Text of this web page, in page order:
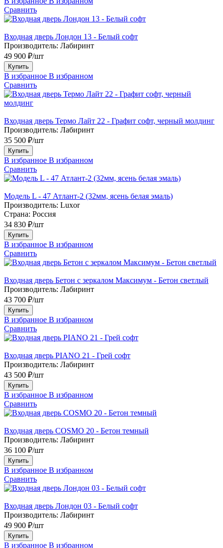
Сравнить
Входная дверь Лондон 13 - Белый софт
Производитель: Лабиринт
49 900 ₽/шт
Купить
В избранное В избранном
Сравнить
Входная дверь Термо Лайт 22 - Графит софт, черный молдинг
Производитель: Лабиринт
35 500 ₽/шт
Купить
В избранное В избранном
Сравнить
Модель L - 47 Атлант-2 (32мм, ясень белая эмаль)
Производитель: Luxor
Страна: Россия
34 830 ₽/шт
Купить
В избранное В избранном
Сравнить
Входная дверь Бетон с зеркалом Максимум - Бетон светлый
Производитель: Лабиринт
43 700 ₽/шт
Купить
В избранное В избранном
Сравнить
Входная дверь PIANO 21 - Грей софт
Производитель: Лабиринт
43 500 ₽/шт
Купить
В избранное В избранном
Сравнить
Входная дверь COSMO 20 - Бетон темный
Производитель: Лабиринт
36 100 ₽/шт
Купить
В избранное В избранном
Сравнить
Входная дверь Лондон 03 - Белый софт
Производитель: Лабиринт
49 900 ₽/шт
Купить
В избранное В избранном